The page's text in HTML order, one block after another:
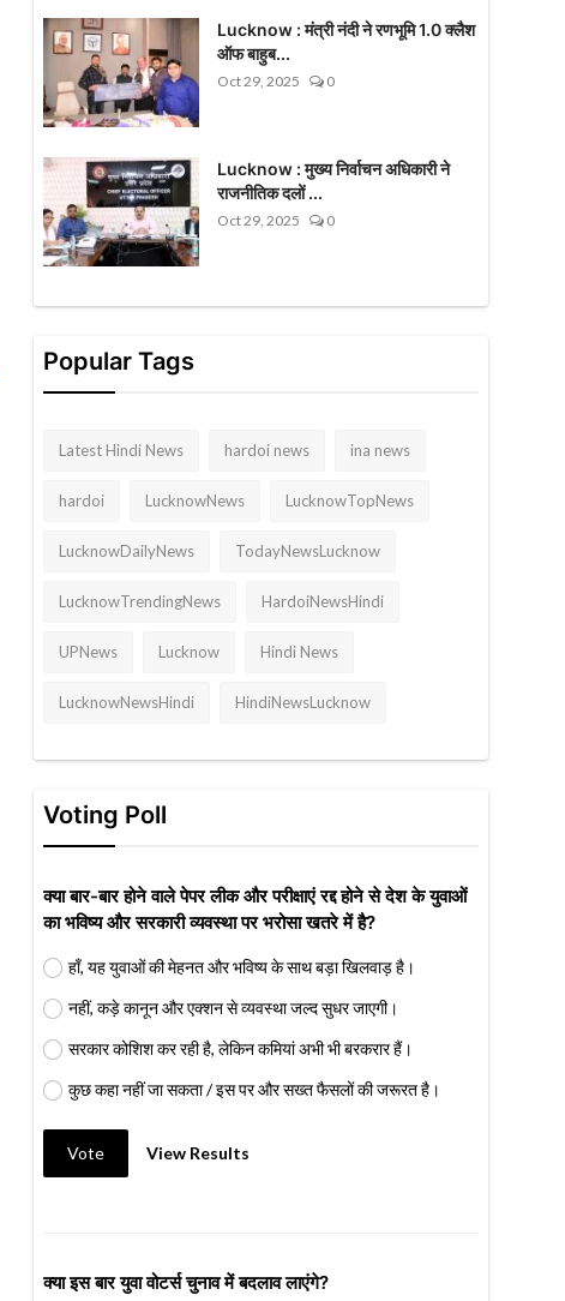
Lucknow : मंत्री नंदी ने रणभूमि 1.0 क्लैश
ऑफ बाहुब...
Oct 29, 2025 0
Lucknow : मुख्य निर्वाचन अधिकारी ने
राजनीतिक दलों ...
Oct 29, 2025 0
Popular Tags
Latest Hindi News hardoi news ina news
hardoi LucknowNews LucknowTopNews
LucknowDailyNews TodayNewsLucknow
LucknowTrendingNews HardoiNewsHindi
UPNews Lucknow Hindi News
LucknowNewsHindi HindiNewsLucknow
Voting Poll
क्या बार-बार होने वाले पेपर लीक और परीक्षाएं रद्द होने से देश के युवाओं
का भविष्य और सरकारी व्यवस्था पर भरोसा खतरे में है?
हाँ, यह युवाओं की मेहनत और भविष्य के साथ बड़ा खिलवाड़ है।
नहीं, कड़े कानून और एक्शन से व्यवस्था जल्द सुधर जाएगी।
सरकार कोशिश कर रही है, लेकिन कमियां अभी भी बरकरार हैं।
कुछ कहा नहीं जा सकता / इस पर और सख्त फैसलों की जरूरत है।
Vote View Results
क्या इस बार युवा वोटर्स चुनाव में बदलाव लाएंगे?